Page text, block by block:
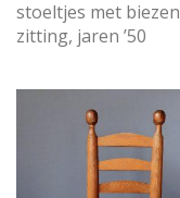
stoeltjes met biezen
zitting, jaren ’50